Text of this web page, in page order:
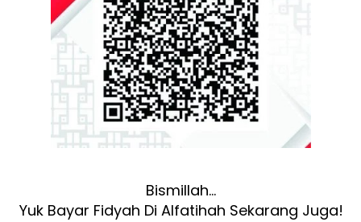
Bismillah…
Yuk Bayar Fidyah Di Alfatihah Sekarang Juga!